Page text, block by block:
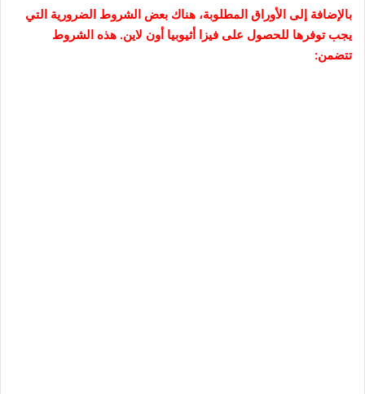
بالإضافة إلى الأوراق المطلوبة، هناك بعض الشروط الضرورية التي
يجب توفرها للحصول على فيزا أثيوبيا أون لاين. هذه الشروط
تتضمن: